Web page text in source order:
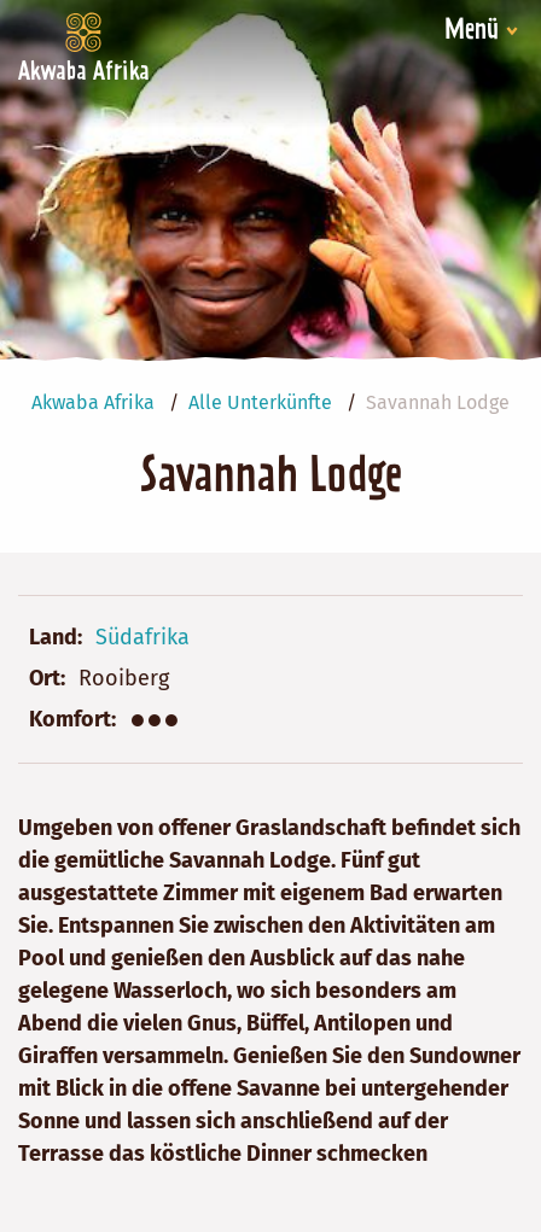
Akwaba Afrika
Menü
Akwaba Afrika Alle Unterkünfte Savannah Lodge
Savannah Lodge
Land
Südafrika
Ort
Rooiberg
Komfort
●●●
Umgeben von offener Graslandschaft befindet sich
die gemütliche Savannah Lodge. Fünf gut
ausgestattete Zimmer mit eigenem Bad erwarten
Sie. Entspannen Sie zwischen den Aktivitäten am
Pool und genießen den Ausblick auf das nahe
gelegene Wasserloch, wo sich besonders am
Abend die vielen Gnus, Büffel, Antilopen und
Giraffen versammeln. Genießen Sie den Sundowner
mit Blick in die offene Savanne bei untergehender
Sonne und lassen sich anschließend auf der
Terrasse das köstliche Dinner schmecken